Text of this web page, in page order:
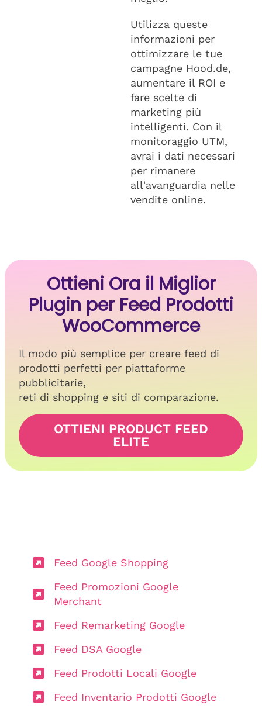
Utilizza queste
informazioni per
ottimizzare le tue
campagne Hood.de,
aumentare il ROI e
fare scelte di
marketing più
intelligenti. Con il
monitoraggio UTM,
avrai i dati necessari
per rimanere
all'avanguardia nelle
vendite online.
Ottieni Ora il Miglior
Plugin per Feed Prodotti
WooCommerce
Il modo più semplice per creare feed di
prodotti perfetti per piattaforme
pubblicitarie,
reti di shopping e siti di comparazione.
OTTIENI PRODUCT FEED
ELITE
Feed Google Shopping
Feed Promozioni Google
Merchant
Feed Remarketing Google
Feed DSA Google
Feed Prodotti Locali Google
Feed Inventario Prodotti Google